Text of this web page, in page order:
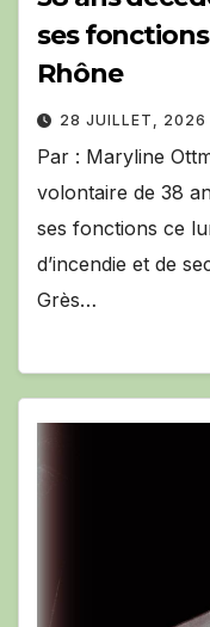
ses
Rhône
28 JUILLET, 2026
Par : Maryline
volontaire de 38
ses fonctions ce
d’incendie et de
Grès…